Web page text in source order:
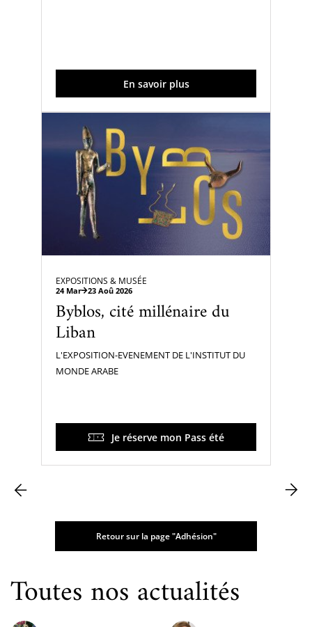
En savoir plus
EXPOSITIONS & MUSÉE
24 Mar 23 Aoû 2026
Byblos, cité millénaire du
Liban
L'EXPOSITION-EVENEMENT DE L'INSTITUT DU
MONDE ARABE
Je réserve mon Pass été
Retour sur la page "Adhésion"
Toutes nos actualités